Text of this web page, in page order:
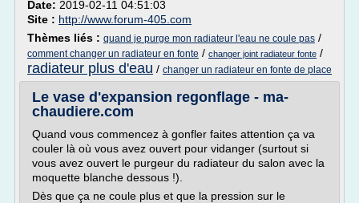
Date: 2019-02-11 04:51:03
Site : http://www.forum-405.com
Thèmes liés : quand je purge mon radiateur l'eau ne coule pas /
comment changer un radiateur en fonte / changer joint radiateur fonte /
radiateur plus d'eau / changer un radiateur en fonte de place
Le vase d'expansion regonflage - ma-
chaudiere.com
Quand vous commencez à gonfler faites attention ça va
couler là où vous avez ouvert pour vidanger (surtout si
vous avez ouvert le purgeur du radiateur du salon avec la
moquette blanche dessous !).
Dès que ça ne coule plus et que la pression sur le